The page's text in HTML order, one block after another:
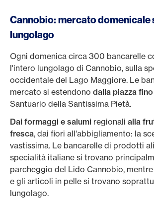
Cannobio: mercato domenicale
lungolago
Ogni domenica circa 300 bancarelle
l'intero lungolago di Cannobio, sulla
occidentale del Lago Maggiore. Le
mercato si estendono dalla piazza
Santuario della Santissima Pietà.
Dai formaggi e salumi regionali alla
fresca, dai fiori all'abbigliamento: la
vastissima. Le bancarelle di prodotti
specialità italiane si trovano
parcheggio del Lido Cannobio,
e gli articoli in pelle si trovano
lungolago.